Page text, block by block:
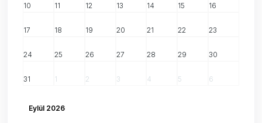
10 11 12 13 14 15 16
17 18 19 20 21 22 23
24 25 26 27 28 29 30
31 1 2 3 4 5 6
Eylül 2026